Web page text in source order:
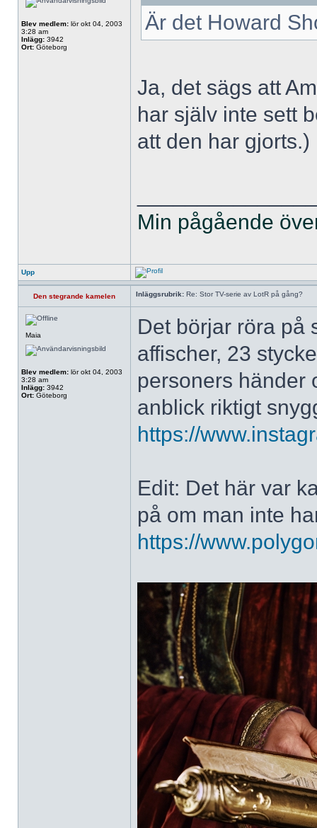
Blev medlem: lör okt 04, 2003
3:28 am
Inlägg: 3942
Ort: Göteborg
Är det Howard
Ja, det sägs att
har själv inte sett
att den har gjorts.)
Min pågående
Upp
Den stegrande kamelen Inläggsrubrik: Re: Stor TV-serie av LotR på gång?
Maia
Blev medlem: lör okt 04, 2003
3:28 am
Inlägg: 3942
Ort: Göteborg
Det börjar röra på
affischer, 23
personers händer
anblick riktigt
https://
Edit: Det här var
på om man inte
https://